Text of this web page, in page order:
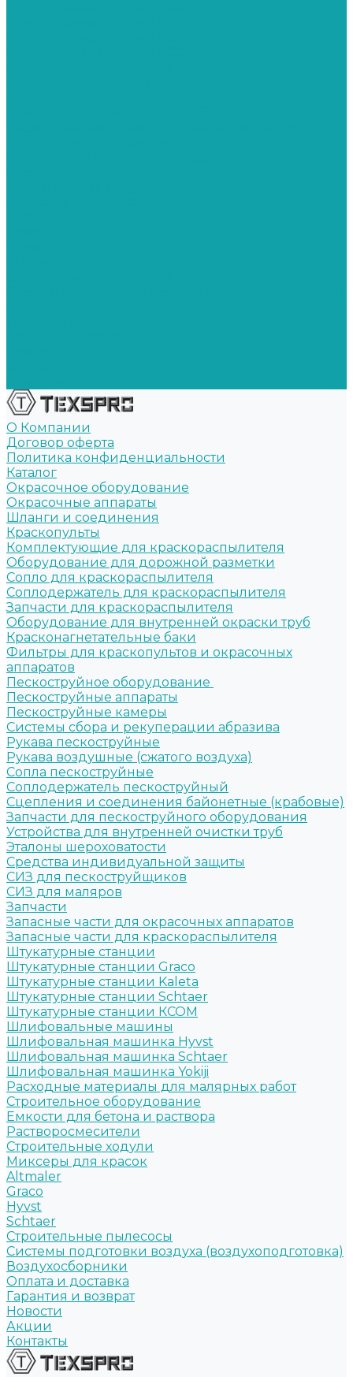
О Компании
Договор оферта
Политика конфиденциальности
Каталог
Окрасочное оборудование
Окрасочные аппараты
Шланги и соединения
Краскопульты
Комплектующие для краскораспылителя
Оборудование для дорожной разметки
Сопло для краскораспылителя
Соплодержатель для краскораспылителя
Запчасти для краскораспылителя
Оборудование для внутренней окраски труб
Красконагнетательные баки
Фильтры для краскопультов и окрасочных
аппаратов
Пескоструйное оборудование
Пескоструйные аппараты
Пескоструйные камеры
Системы сбора и рекуперации абразива
Рукава пескоструйные
Рукава воздушные (сжатого воздуха)
Сопла пескоструйные
Соплодержатель пескоструйный
Сцепления и соединения байонетные (крабовые)
Запчасти для пескоструйного оборудования
Устройства для внутренней очистки труб
Эталоны шероховатости
Средства индивидуальной защиты
СИЗ для пескоструйщиков
СИЗ для маляров
Запчасти
Запасные части для окрасочных аппаратов
Запасные части для краскораспылителя
Штукатурные станции
Штукатурные станции Graco
Штукатурные станции Kaleta
Штукатурные станции Schtaer
Штукатурные станции КСОМ
Шлифовальные машины
Шлифовальная машинка Hyvst
Шлифовальная машинка Schtaer
Шлифовальная машинка Yokiji
Расходные материалы для малярных работ
Строительное оборудование
Емкости для бетона и раствора
Растворосмесители
Строительные ходули
Миксеры для красок
Altmaler
Graco
Hyvst
Schtaer
Строительные пылесосы
Системы подготовки воздуха (воздухоподготовка)
Воздухосборники
Оплата и доставка
Гарантия и возврат
Новости
Акции
Контакты